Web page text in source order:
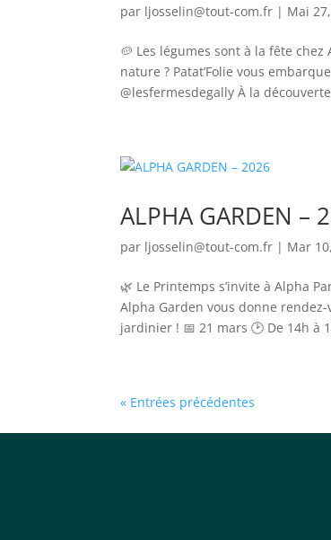
par ljosselin@tout-com.fr | Mai
🥔 Les légumes sont à la fête
nature ? Patat’Folie vous
@lesfermesdegally À la
ALPHA GARDEN –
par ljosselin@tout-com.fr | Mar
🌿 Le Printemps s’invite à Alpha
Alpha Garden vous donne
jardinier ! 📅 21 mars 🕑 De 14h à
« Entrées précédentes